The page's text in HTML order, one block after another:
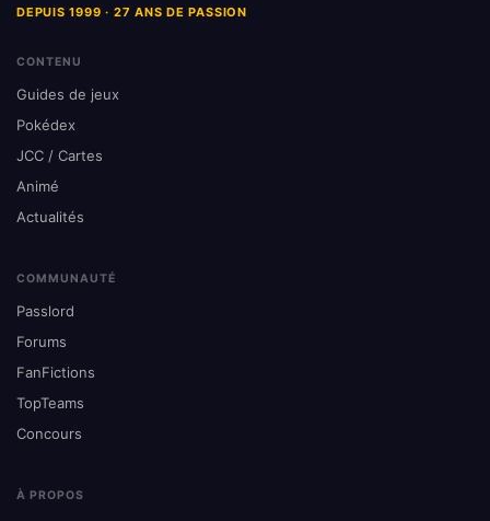
DEPUIS 1999 · 27 ANS DE PASSION
CONTENU
Guides de jeux
Pokédex
JCC / Cartes
Animé
Actualités
COMMUNAUTÉ
Passlord
Forums
FanFictions
TopTeams
Concours
À PROPOS